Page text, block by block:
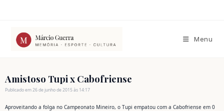
conteúdo
Menu
Amistoso Tupi x Cabofriense
Publicado em 26 de junho de 2015 às 14:17
Aproveitando a folga no Campeonato Mineiro, o Tupi empatou com a Cabofriense em 0